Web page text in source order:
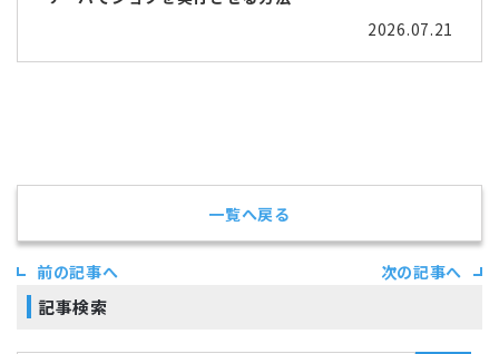
2026.07.21
前の記事へ
一覧へ戻る
次の記事へ
記事検索